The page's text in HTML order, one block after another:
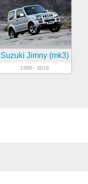
Suzuki Jimny (mk3)
1998 - 2019